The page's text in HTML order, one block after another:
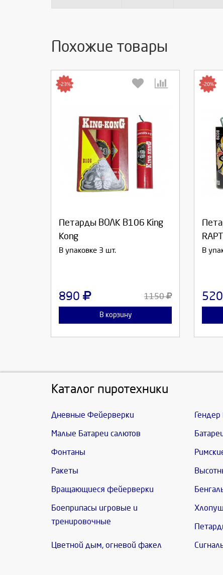
Похожие товары
Петарды ВОЛК В106 King
Kong
В упаковке 3 шт.
-23%
890 1150
В корзину
Выберите количество:
Продолжить Отмена
В
-20%
520
Каталог пиротехники
Дневные Фейерверки Гендер
Малые Батареи салютов
Фонтаны
Ракеты
Вращающиеся фейерверки
Боеприпасы игровые и
тренировочные
Цветной дым, огневой факел